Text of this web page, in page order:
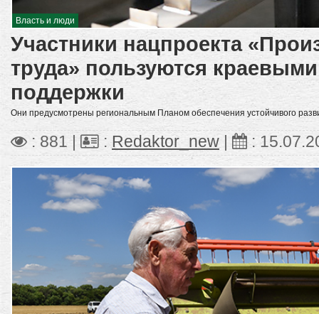
Власть и люди
Участники нацпроекта
труда» пользуются
поддержки
Они предусмотрены региональным Планом обеспечения устойчивого
: 881 | : Redaktor_new :